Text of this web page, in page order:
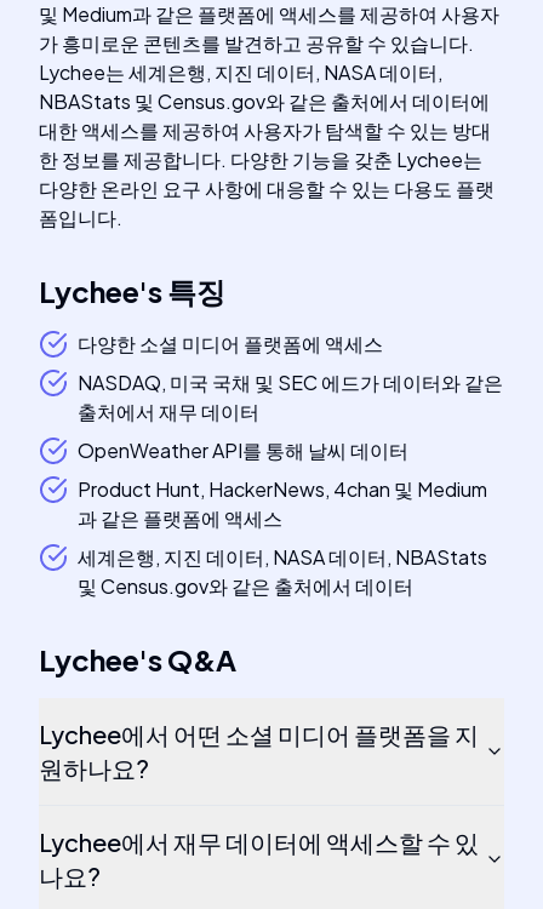
및 Medium과 같은 플랫폼에 액세스를 제공하여 사용자
가 흥미로운 콘텐츠를 발견하고 공유할 수 있습니다.
Lychee는 세계은행, 지진 데이터, NASA 데이터,
NBAStats 및 Census.gov와 같은 출처에서 데이터에
대한 액세스를 제공하여 사용자가 탐색할 수 있는 방대
한 정보를 제공합니다. 다양한 기능을 갖춘 Lychee는
다양한 온라인 요구 사항에 대응할 수 있는 다용도 플랫
폼입니다.
Lychee's특징
다양한 소셜 미디어 플랫폼에 액세스
NASDAQ, 미국 국채 및 SEC 에드가 데이터와 같은
출처에서 재무 데이터
OpenWeather API를 통해 날씨 데이터
Product Hunt, HackerNews, 4chan 및 Medium
과 같은 플랫폼에 액세스
세계은행, 지진 데이터, NASA 데이터, NBAStats
및 Census.gov와 같은 출처에서 데이터
Lychee'sQ&A
Lychee에서 어떤 소셜 미디어 플랫폼을 지
원하나요?
Lychee에서 재무 데이터에 액세스할 수 있
나요?